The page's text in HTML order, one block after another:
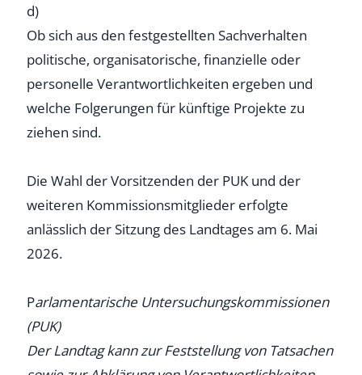
d)
Ob sich aus den festgestellten Sachverhalten
politische, organisatorische, finanzielle oder
personelle Verantwortlichkeiten ergeben und
welche Folgerungen für künftige Projekte zu
ziehen sind.
Die Wahl der Vorsitzenden der PUK und der
weiteren Kommissionsmitglieder erfolgte
anlässlich der Sitzung des Landtages am 6. Mai
2026.
Parlamentarische Untersuchungskommissionen
(PUK)
Der Landtag kann zur Feststellung von Tatsachen